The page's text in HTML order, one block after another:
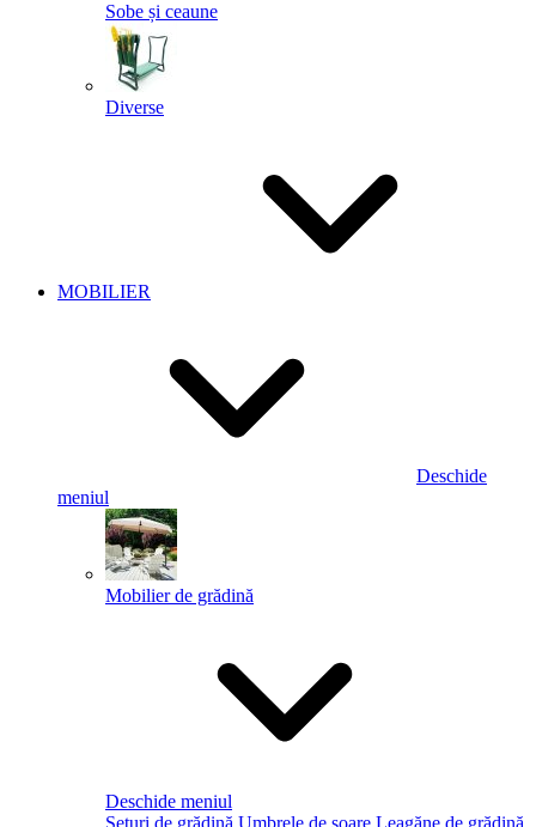
Sobe și ceaune
Diverse
MOBILIER
Deschide
meniul
Mobilier de grădină
Deschide meniul
Seturi de grădină Umbrele de soare Leagăne de grădină